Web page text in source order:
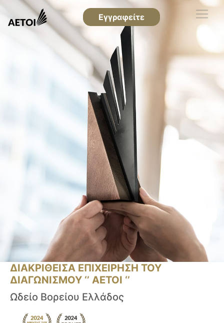
Εγγραφείτε
ΔΙΑΚΡΙΘΕΙΣΑ ΕΠΙΧΕΙΡΗΣΗ ΤΟΥ
ΔΙΑΓΩΝΙΣΜΟΥ ‘’ ΑΕΤΟΙ ‘’
Ωδείο Βορείου Ελλάδος